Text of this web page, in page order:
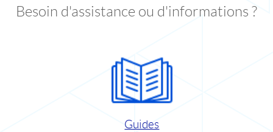
Besoin d'assistance ou d'informations ?
Guides